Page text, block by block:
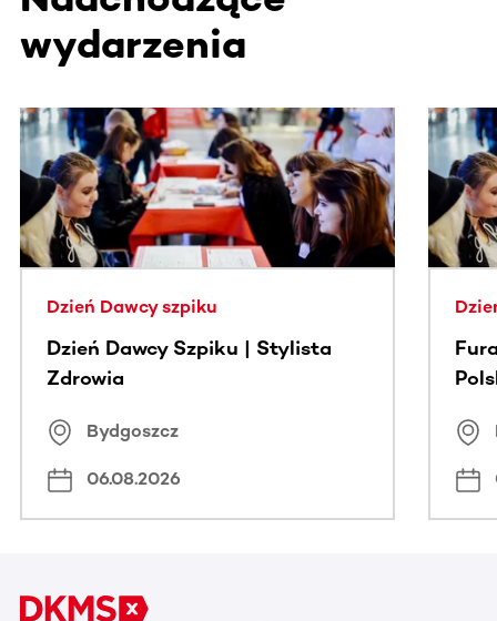
wydarzenia
Ta sekcja zawiera treści przewijane w poziomie. Użyj
Dzień Dawcy szpiku
Dzień Dawcy Szpiku | Stylista
Zdrowia
Bydgoszcz
06.08.2026